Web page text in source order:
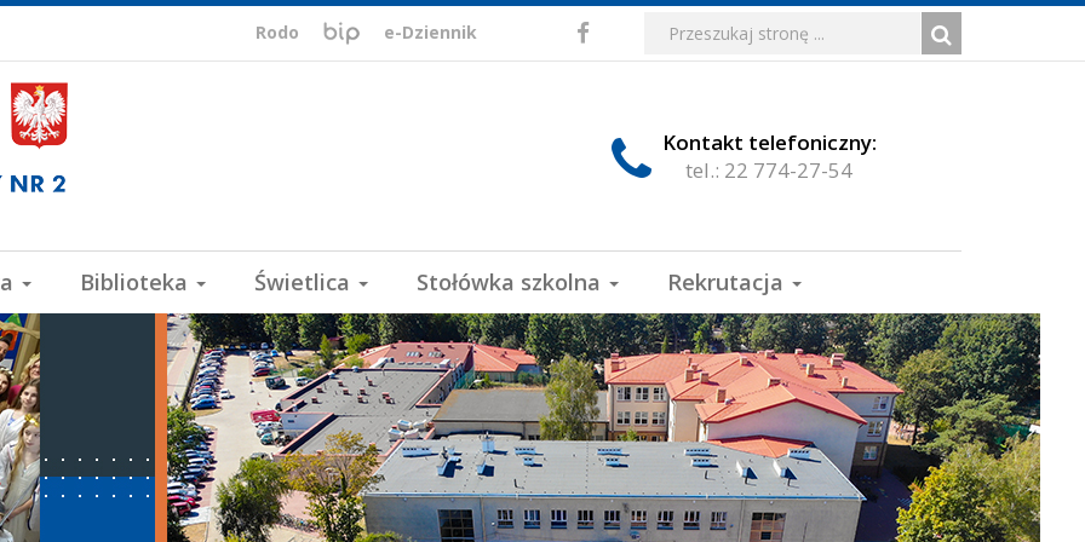
ePUAP,
VULCAN
Rodo
Biuletyn
Informacji
e-Dziennik
Media
społecznościowe
FacebookWyszukiwarka
Formularz
wyszukiwania
Wyszukiwana
fraza:
Szukaj
Kontakt telefoniczny:
tel.: 22 774-27-54
Biblioteka Świetlica Stołówka szkolna Rekrutacja